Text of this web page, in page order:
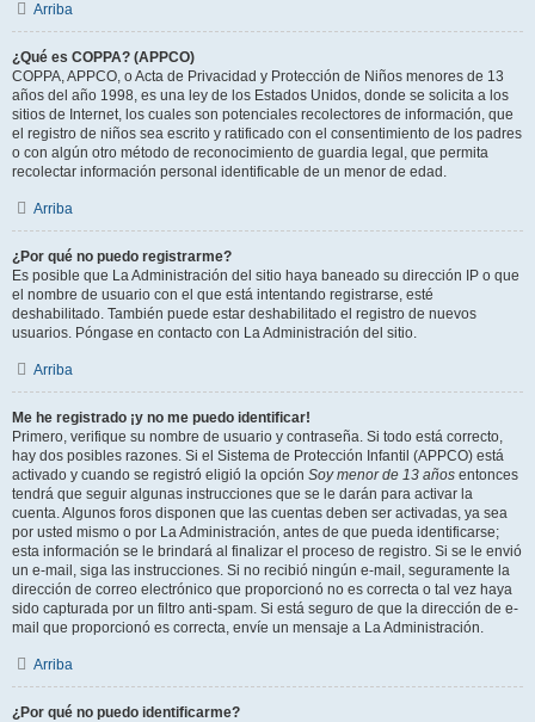
Arriba
¿Qué es COPPA? (APPCO)
COPPA, APPCO, o Acta de Privacidad y Protección de Niños menores de 13
años del año 1998, es una ley de los Estados Unidos, donde se solicita a los
sitios de Internet, los cuales son potenciales recolectores de información, que
el registro de niños sea escrito y ratificado con el consentimiento de los padres
o con algún otro método de reconocimiento de guardia legal, que permita
recolectar información personal identificable de un menor de edad.
Arriba
¿Por qué no puedo registrarme?
Es posible que La Administración del sitio haya baneado su dirección IP o que
el nombre de usuario con el que está intentando registrarse, esté
deshabilitado. También puede estar deshabilitado el registro de nuevos
usuarios. Póngase en contacto con La Administración del sitio.
Arriba
Me he registrado ¡y no me puedo identificar!
Primero, verifique su nombre de usuario y contraseña. Si todo está correcto,
hay dos posibles razones. Si el Sistema de Protección Infantil (APPCO) está
activado y cuando se registró eligió la opción Soy menor de 13 años entonces
tendrá que seguir algunas instrucciones que se le darán para activar la
cuenta. Algunos foros disponen que las cuentas deben ser activadas, ya sea
por usted mismo o por La Administración, antes de que pueda identificarse;
esta información se le brindará al finalizar el proceso de registro. Si se le envió
un e-mail, siga las instrucciones. Si no recibió ningún e-mail, seguramente la
dirección de correo electrónico que proporcionó no es correcta o tal vez haya
sido capturada por un filtro anti-spam. Si está seguro de que la dirección de e-
mail que proporcionó es correcta, envíe un mensaje a La Administración.
Arriba
¿Por qué no puedo identificarme?